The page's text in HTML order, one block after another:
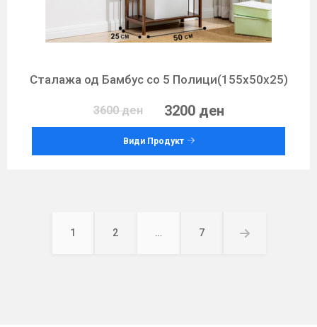
Сталажа од Бамбус со 5 Полици(155х50х25)
3600 ден 3200 ден
Види Продукт
pagination
1
2
…
7